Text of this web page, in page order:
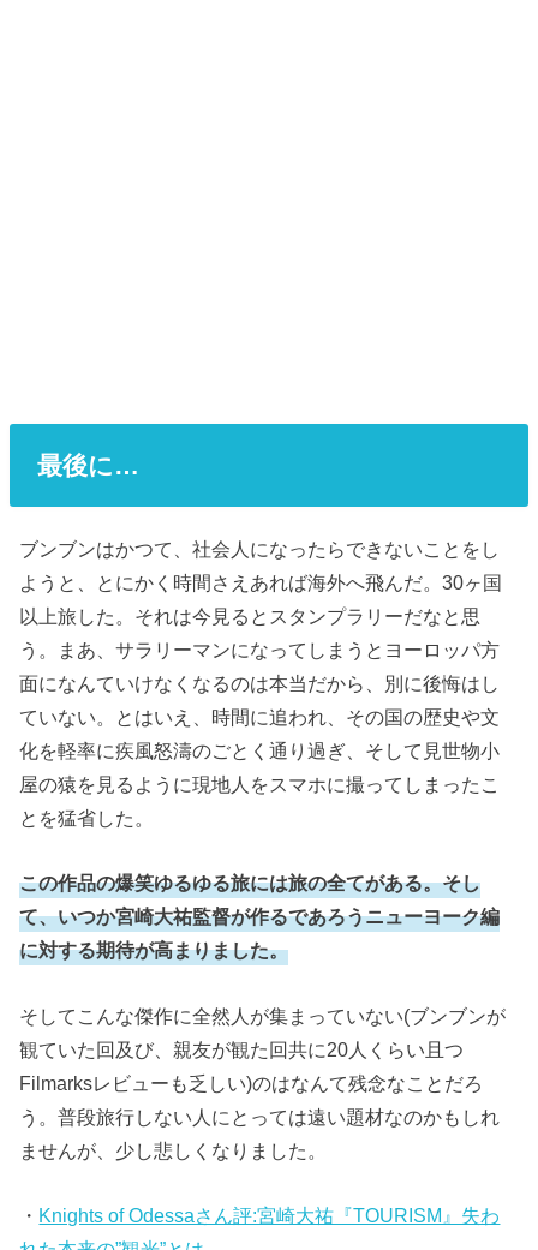
最後に…
ブンブンはかつて、社会人になったらできないことをし
ようと、とにかく時間さえあれば海外へ飛んだ。30ヶ国
以上旅した。それは今見るとスタンプラリーだなと思
う。まあ、サラリーマンになってしまうとヨーロッパ方
面になんていけなくなるのは本当だから、別に後悔はし
ていない。とはいえ、時間に追われ、その国の歴史や文
化を軽率に疾風怒濤のごとく通り過ぎ、そして見世物小
屋の猿を見るように現地人をスマホに撮ってしまったこ
とを猛省した。
この作品の爆笑ゆるゆる旅には旅の全てがある。そし
て、いつか宮崎大祐監督が作るであろうニューヨーク編
に対する期待が高まりました。
そしてこんな傑作に全然人が集まっていない(ブンブンが
観ていた回及び、親友が観た回共に20人くらい且つ
Filmarksレビューも乏しい)のはなんて残念なことだろ
う。普段旅行しない人にとっては遠い題材なのかもしれ
ませんが、少し悲しくなりました。
・ Knights of Odessaさん評:宮崎大祐『TOURISM』失わ